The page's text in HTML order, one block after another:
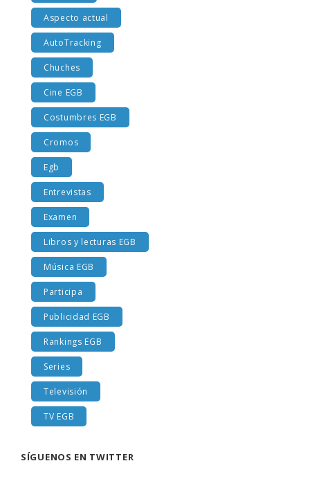
Aspecto actual
AutoTracking
Chuches
Cine EGB
Costumbres EGB
Cromos
Egb
Entrevistas
Examen
Libros y lecturas EGB
Música EGB
Participa
Publicidad EGB
Rankings EGB
Series
Televisión
TV EGB
SÍGUENOS EN TWITTER